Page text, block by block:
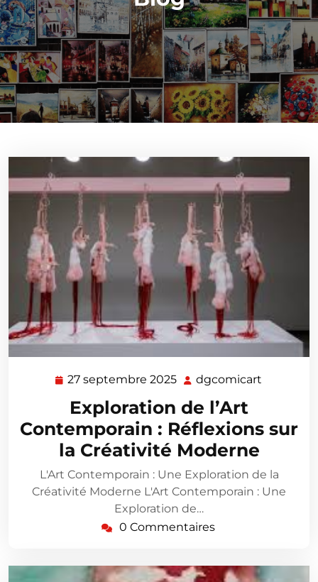
27 septembre 2025 27
septembre
2025
dgcomicart
Exploration de l’Art
Contemporain : Réflexions sur
la Créativité Moderne
L'Art Contemporain : Une Exploration de la
Créativité Moderne L'Art Contemporain : Une
Exploration de…
0 Commentaires